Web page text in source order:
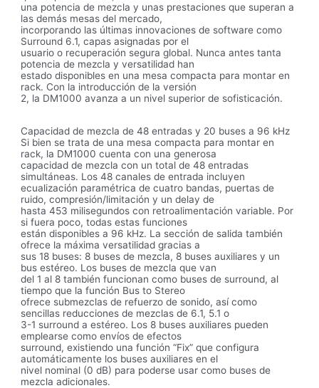
una potencia de mezcla y unas prestaciones que superan a
las demás mesas del mercado,
incorporando las últimas innovaciones de software como
Surround 6.1, capas asignadas por el
usuario o recuperación segura global. Nunca antes tanta
potencia de mezcla y versatilidad han
estado disponibles en una mesa compacta para montar en
rack. Con la introducción de la versión
2, la DM1000 avanza a un nivel superior de sofisticación.
Capacidad de mezcla de 48 entradas y 20 buses a 96 kHz
Si bien se trata de una mesa compacta para montar en
rack, la DM1000 cuenta con una generosa
capacidad de mezcla con un total de 48 entradas
simultáneas. Los 48 canales de entrada incluyen
ecualización paramétrica de cuatro bandas, puertas de
ruido, compresión/limitación y un delay de
hasta 453 milisegundos con retroalimentación variable. Por
si fuera poco, todas estas funciones
están disponibles a 96 kHz. La sección de salida también
ofrece la máxima versatilidad gracias a
sus 18 buses: 8 buses de mezcla, 8 buses auxiliares y un
bus estéreo. Los buses de mezcla que van
del 1 al 8 también funcionan como buses de surround, al
tiempo que la función Bus to Stereo
ofrece submezclas de refuerzo de sonido, así como
sencillas reducciones de mezclas de 6.1, 5.1 o
3-1 surround a estéreo. Los 8 buses auxiliares pueden
emplearse como envíos de efectos
surround, existiendo una función “Fix” que configura
automáticamente los buses auxiliares en el
nivel nominal (0 dB) para poderse usar como buses de
mezcla adicionales.